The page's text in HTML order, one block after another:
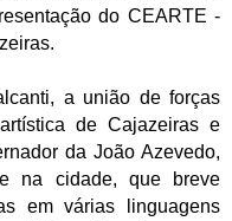
do CEARTE -
a união de forças
de Cajazeiras e
da João Azevedo,
na cidade, que breve
em várias linguagens